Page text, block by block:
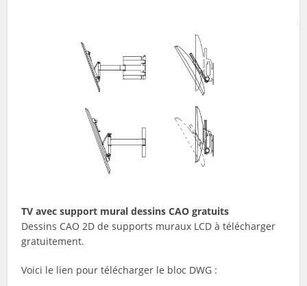
TV avec support mural dessins CAO gratuits
Dessins CAO 2D de supports muraux LCD à télécharger
gratuitement.
Voici le lien pour télécharger le bloc DWG :